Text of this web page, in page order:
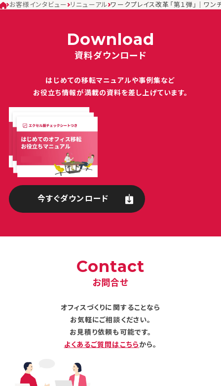
お客様インタビュー リニューアル ワークプレイス改革「第１弾」｜ワ
Download
資料ダウンロード
はじめての移転マニュアルや事例集など
お役立ち情報が満載の資料を差し上げています。
今すぐダウンロード
Contact
お問合せ
オフィスづくりに関することなら
お気軽にご相談ください。
お見積り依頼も可能です。
よくあるご質問はこちらから。